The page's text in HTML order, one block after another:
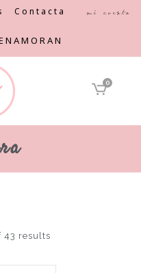
Contacta Mi cuenta
0
43 results